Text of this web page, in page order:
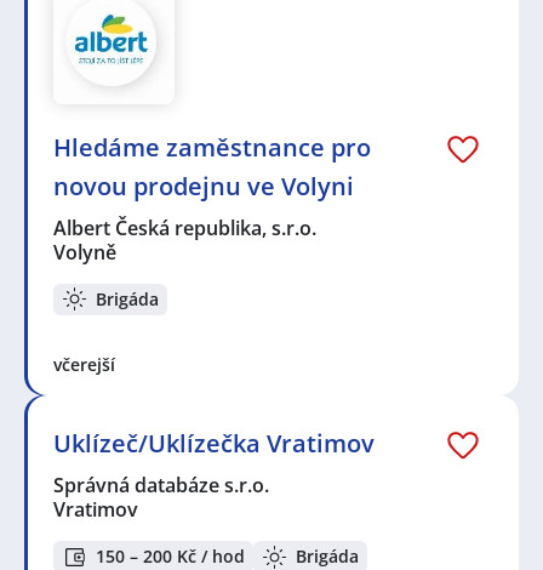
Hledáme zaměstnance pro
novou prodejnu ve Volyni
Albert Česká republika, s.r.o.
Volyně
Brigáda
včerejší
Uklízeč/Uklízečka Vratimov
Správná databáze s.r.o.
Vratimov
150 – 200 Kč / hod
Brigáda